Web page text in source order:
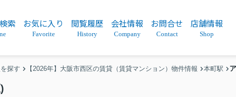
索 お気に入り
Favorite
閲覧履歴
History
会社情報
Company
お問合せ
Contact
店舗情報
Shop
探す 【2026年】大阪市西区の賃貸（賃貸マンション）物件情報 本町駅